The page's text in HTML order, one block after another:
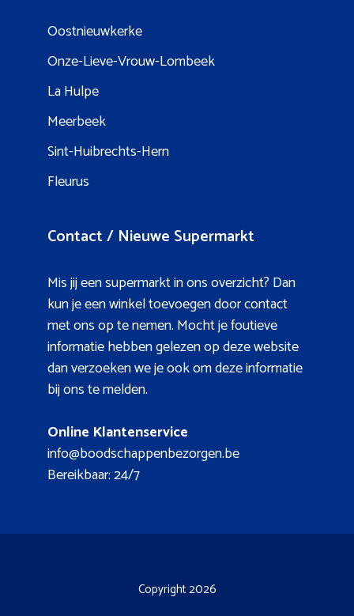
Oostnieuwkerke
Onze-Lieve-Vrouw-Lombeek
La Hulpe
Meerbeek
Sint-Huibrechts-Hern
Fleurus
Contact / Nieuwe Supermarkt
Mis jij een supermarkt in ons overzicht? Dan
kun je een winkel toevoegen door contact
met ons op te nemen. Mocht je foutieve
informatie hebben gelezen op deze website
dan verzoeken we je ook om deze informatie
bij ons te melden.
Online Klantenservice
info@boodschappenbezorgen.be
Bereikbaar: 24/7
Copyright 2026